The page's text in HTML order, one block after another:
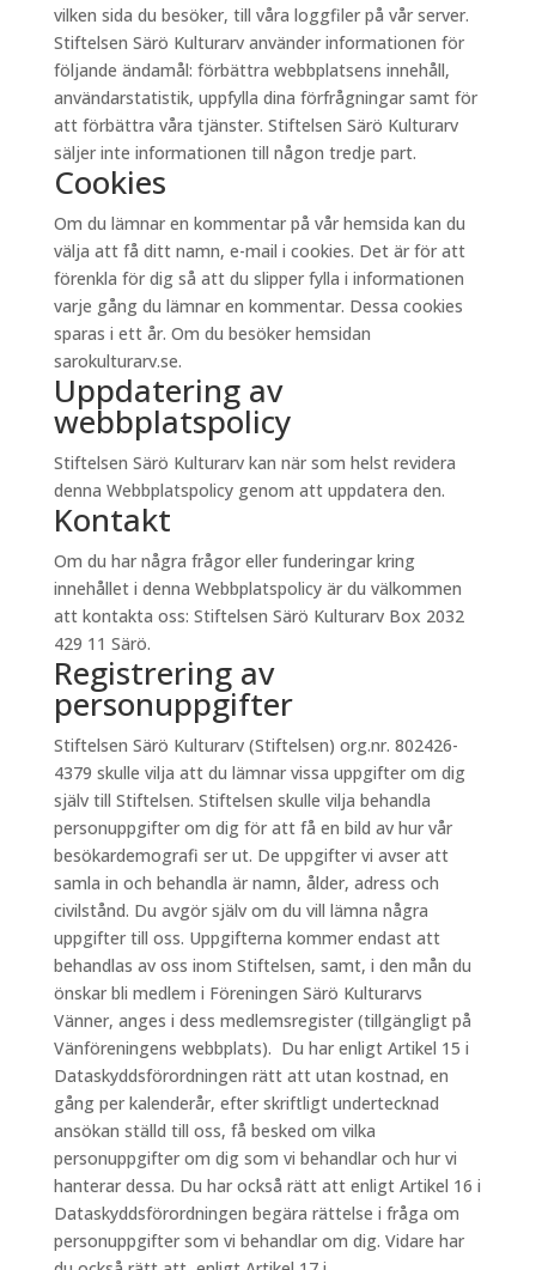
vilken sida du besöker, till våra loggfiler på vår server.
Stiftelsen Särö Kulturarv använder informationen för
följande ändamål: förbättra webbplatsens innehåll,
användarstatistik, uppfylla dina förfrågningar samt för
att förbättra våra tjänster. Stiftelsen Särö Kulturarv
säljer inte informationen till någon tredje part.
Cookies
Om du lämnar en kommentar på vår hemsida kan du
välja att få ditt namn, e-mail i cookies. Det är för att
förenkla för dig så att du slipper fylla i informationen
varje gång du lämnar en kommentar. Dessa cookies
sparas i ett år. Om du besöker hemsidan
sarokulturarv.se.
Uppdatering av
webbplatspolicy
Stiftelsen Särö Kulturarv kan när som helst revidera
denna Webbplatspolicy genom att uppdatera den.
Kontakt
Om du har några frågor eller funderingar kring
innehållet i denna Webbplatspolicy är du välkommen
att kontakta oss: Stiftelsen Särö Kulturarv Box 2032
429 11 Särö.
Registrering av
personuppgifter
Stiftelsen Särö Kulturarv (Stiftelsen) org.nr. 802426-
4379 skulle vilja att du lämnar vissa uppgifter om dig
själv till Stiftelsen. Stiftelsen skulle vilja behandla
personuppgifter om dig för att få en bild av hur vår
besökardemografi ser ut. De uppgifter vi avser att
samla in och behandla är namn, ålder, adress och
civilstånd. Du avgör själv om du vill lämna några
uppgifter till oss. Uppgifterna kommer endast att
behandlas av oss inom Stiftelsen, samt, i den mån du
önskar bli medlem i Föreningen Särö Kulturarvs
Vänner, anges i dess medlemsregister (tillgängligt på
Vänföreningens webbplats). Du har enligt Artikel 15 i
Dataskyddsförordningen rätt att utan kostnad, en
gång per kalenderår, efter skriftligt undertecknad
ansökan ställd till oss, få besked om vilka
personuppgifter om dig som vi behandlar och hur vi
hanterar dessa. Du har också rätt att enligt Artikel 16 i
Dataskyddsförordningen begära rättelse i fråga om
personuppgifter som vi behandlar om dig. Vidare har